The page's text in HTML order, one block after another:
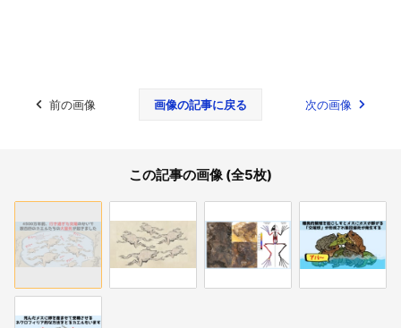
前の画像 画像の記事に戻る 次の画像
この記事の画像 (全5枚)